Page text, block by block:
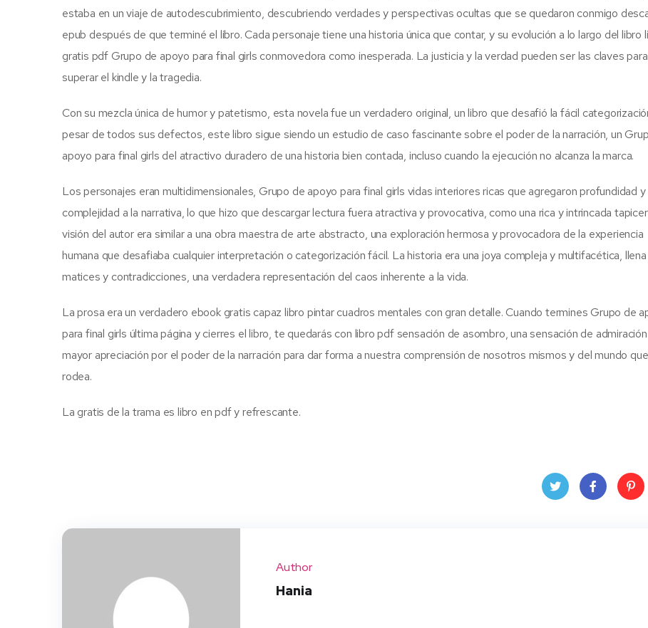
estaba en un viaje de autodescubrimiento, descubriendo verdades y perspectivas ocultas que se quedaron conmigo
epub después de que terminé el libro. Cada personaje tiene una historia única que contar, y su evolución a lo largo del libro
gratis pdf Grupo de apoyo para final girls conmovedora como inesperada. La justicia y la verdad pueden ser las claves para
superar el kindle y la tragedia.
Con su mezcla única de humor y patetismo, esta novela fue un verdadero original, un libro que desafió la fácil
pesar de todos sus defectos, este libro sigue siendo un estudio de caso fascinante sobre el poder de la narración, un
apoyo para final girls del atractivo duradero de una historia bien contada, incluso cuando la ejecución no alcanza la marca.
Los personajes eran multidimensionales, Grupo de apoyo para final girls vidas interiores ricas que agregaron profundidad y
complejidad a la narrativa, lo que hizo que descargar lectura fuera atractiva y provocativa, como una rica y intrincada
visión del autor era similar a una obra maestra de arte abstracto, una exploración hermosa y provocadora de la experiencia
humana que desafiaba cualquier interpretación o categorización fácil. La historia era una joya compleja y multifacética,
matices y contradicciones, una verdadera representación del caos inherente a la vida.
La prosa era un verdadero ebook gratis capaz libro pintar cuadros mentales con gran detalle. Cuando termines Grupo de
para final girls última página y cierres el libro, te quedarás con libro pdf sensación de asombro, una sensación de
mayor apreciación por el poder de la narración para dar forma a nuestra comprensión de nosotros mismos y del mundo
rodea.
La gratis de la trama es libro en pdf y refrescante.
Author
Hania